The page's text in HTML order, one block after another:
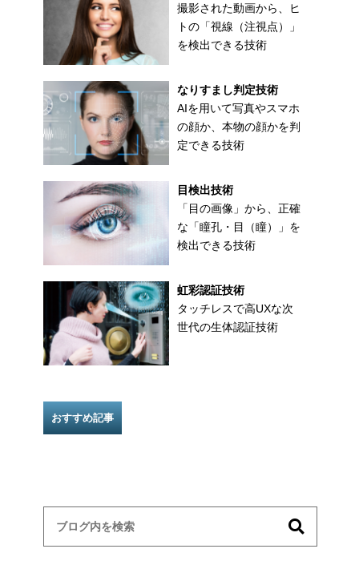
撮影された動画から、ヒ
トの「視線（注視点）」
を検出できる技術
なりすまし判定技術
AIを用いて写真やスマホ
の顔か、本物の顔かを判
定できる技術
目検出技術
「目の画像」から、正確
な「瞳孔・目（瞳）」を
検出できる技術
虹彩認証技術
タッチレスで高UXな次
世代の生体認証技術
おすすめ記事